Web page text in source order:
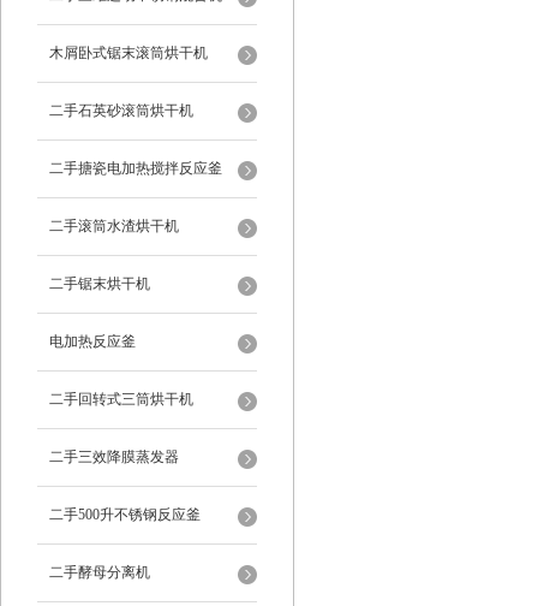
木屑卧式锯末滚筒烘干机
二手石英砂滚筒烘干机
二手搪瓷电加热搅拌反应釜
二手滚筒水渣烘干机
二手锯末烘干机
电加热反应釜
二手回转式三筒烘干机
二手三效降膜蒸发器
二手500升不锈钢反应釜
二手酵母分离机